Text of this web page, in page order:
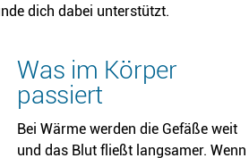
dich dabei unterstützt.
Was im Körper
passiert
Bei Wärme werden die Gefäße weit
und das Blut fließt langsamer. Wenn